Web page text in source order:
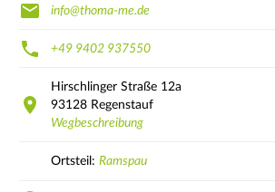
info@thoma-me.de
+49 9402 937550
Hirschlinger Straße 12a
93128 Regenstauf
Wegbeschreibung
Ortsteil: Ramspau